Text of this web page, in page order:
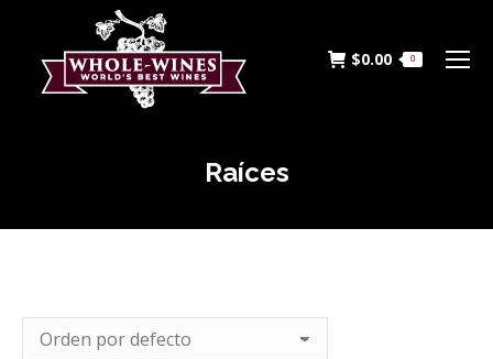
$0.00 0
Raíces